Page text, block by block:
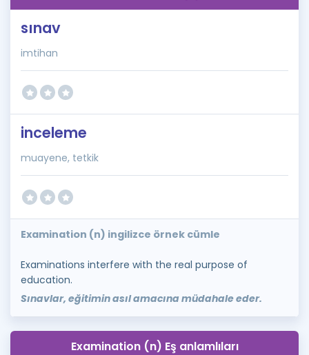
sınav
imtihan
inceleme
muayene, tetkik
Examination (n) ingilizce örnek cümle
Examinations interfere with the real purpose of
education.
Sınavlar, eğitimin asıl amacına müdahale eder.
Examination (n) Eş anlamlıları